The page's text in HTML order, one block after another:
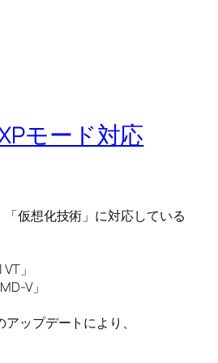
モード対応
仮想化技術」に対応している
」
V」
ップデートにより、